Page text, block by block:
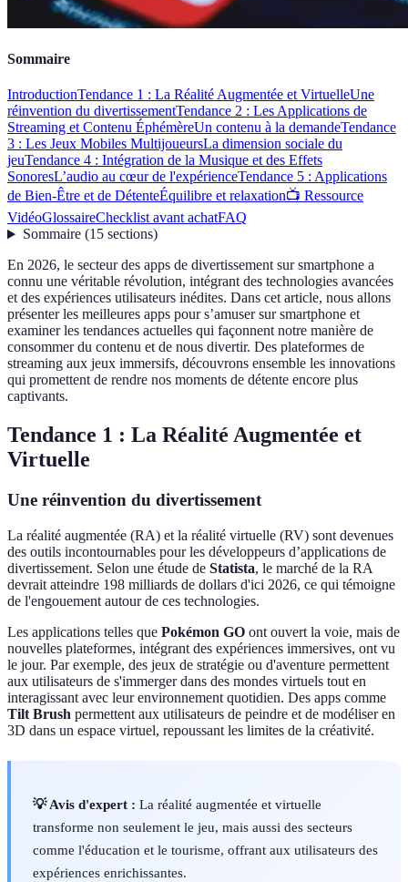
Sommaire
IntroductionTendance 1 : La Réalité Augmentée et VirtuelleUne
réinvention du divertissementTendance 2 : Les Applications de
Streaming et Contenu ÉphémèreUn contenu à la demandeTendance
3 : Les Jeux Mobiles MultijoueursLa dimension sociale du
jeuTendance 4 : Intégration de la Musique et des Effets
SonoresL’audio au cœur de l'expérienceTendance 5 : Applications
de Bien-Être et de DétenteÉquilibre et relaxation📺 Ressource
VidéoGlossaireChecklist avant achatFAQ
Sommaire(15 sections)
En 2026, le secteur des apps de divertissement sur smartphone a
connu une véritable révolution, intégrant des technologies avancées
et des expériences utilisateurs inédites. Dans cet article, nous allons
présenter les meilleures apps pour s’amuser sur smartphone et
examiner les tendances actuelles qui façonnent notre manière de
consommer du contenu et de nous divertir. Des plateformes de
streaming aux jeux immersifs, découvrons ensemble les innovations
qui promettent de rendre nos moments de détente encore plus
captivants.
Tendance 1 : La Réalité Augmentée et
Virtuelle
Une réinvention du divertissement
La réalité augmentée (RA) et la réalité virtuelle (RV) sont devenues
des outils incontournables pour les développeurs d’applications de
divertissement. Selon une étude de Statista, le marché de la RA
devrait atteindre 198 milliards de dollars d'ici 2026, ce qui témoigne
de l'engouement autour de ces technologies.
Les applications telles que Pokémon GO ont ouvert la voie, mais de
nouvelles plateformes, intégrant des expériences immersives, ont vu
le jour. Par exemple, des jeux de stratégie ou d'aventure permettent
aux utilisateurs de s'immerger dans des mondes virtuels tout en
interagissant avec leur environnement quotidien. Des apps comme
Tilt Brush permettent aux utilisateurs de peindre et de modéliser en
3D dans un espace virtuel, repoussant les limites de la créativité.
💡 Avis d'expert : La réalité augmentée et virtuelle
transforme non seulement le jeu, mais aussi des secteurs
comme l'éducation et le tourisme, offrant aux utilisateurs des
expériences enrichissantes.